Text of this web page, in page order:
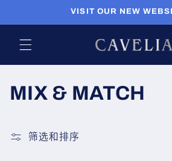
VISIT OUR NEW
收
:
MIX & MATCH
筛选和排序